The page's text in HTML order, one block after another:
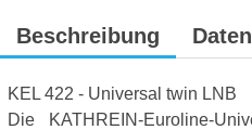
Beschreibung
KEL 422 - Universal twin LNB
Die KATHREIN-Euroline-